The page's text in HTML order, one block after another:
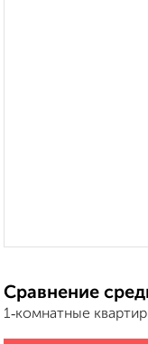
Сравнение
1‑комнатные